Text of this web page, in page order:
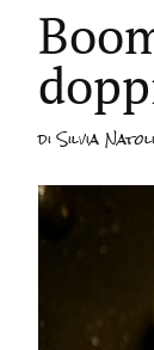
diSilvia Natoli